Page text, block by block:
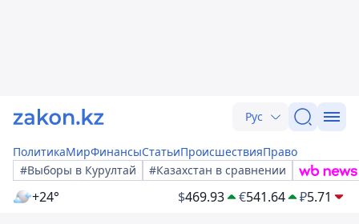
Рус
ПолитикаМирФинансыСтатьиПроисшествияПраво
#Выборы в Курултай
#Казахстан в сравнении
+24° $469.93 €541.64 ₽5.71